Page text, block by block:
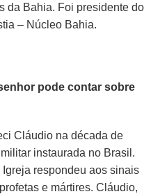
da Bahia. Foi presidente do
– Núcleo Bahia.
pode contar sobre
Cláudio na década de
instaurada no Brasil.
respondeu aos sinais
e mártires. Cláudio,